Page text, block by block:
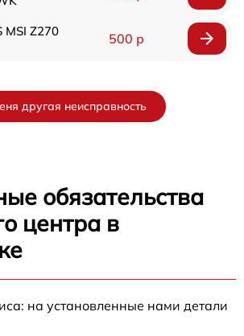
MSI Z270
500 р
другая неисправность
обязательства
центра в
на установленные нами детали